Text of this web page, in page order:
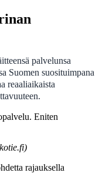
palvelunsa
Suomen suosituimpana
reaaliaikaista
Eniten
rajauksella